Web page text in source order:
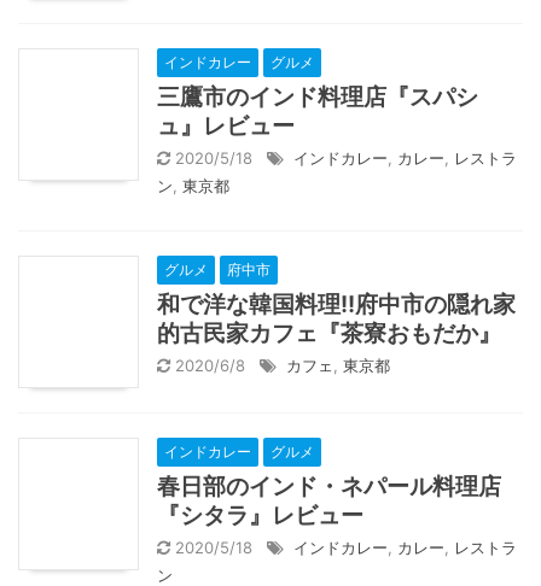
インドカレー グルメ
三鷹市のインド料理店『スパシ
ュ』レビュー
2020/5/18 インドカレー カレー
レストラ
ン 東京都
グルメ 府中市
和で洋な韓国料理!!府中市の隠れ家
的古民家カフェ『茶寮おもだか』
2020/6/8 カフェ 東京都
インドカレー グルメ
春日部のインド・ネパール料理店
『シタラ』レビュー
2020/5/18 インドカレー カレー
レストラ
ン